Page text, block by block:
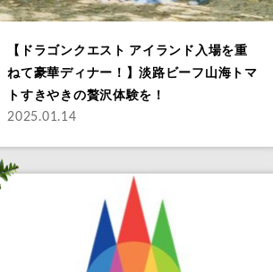
【ドラゴンクエスト アイランド入場を重
ねて豪華ディナー！】淡路ビーフ山海トマ
トすきやきの贅沢体験を！
2025.01.14